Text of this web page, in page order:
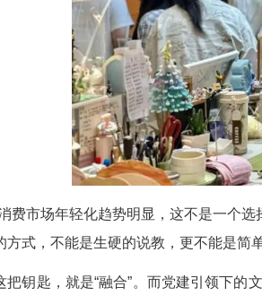
曾几何时，中心百货也面临着
验单一，除了购物还是购物；线
隔着一道无形的“次元壁”——你